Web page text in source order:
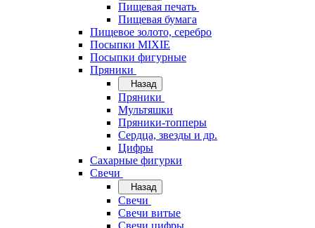
Пищевая печать
Пищевая бумага
Пищевое золото, серебро
Посыпки MIXIE
Посыпки фигурные
Пряники
Назад
Пряники
Мультяшки
Пряники-топперы
Сердца, звезды и др.
Цифры
Сахарные фигурки
Свечи
Назад
Свечи
Свечи витые
Свечи цифры